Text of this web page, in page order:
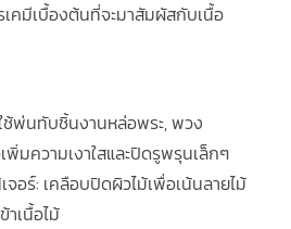
เคมีเบื้องต้นที่จะมาสัมผัสกับเนื้อ
ใช้พ่นทับชิ้นงานหล่อพระ, พวง
มความเงาใสและปิดรูพรุนเล็กๆ
จอร์: เคลือบปิดผิวไม้เพื่อเน้นลายไม้
าเนื้อไม้